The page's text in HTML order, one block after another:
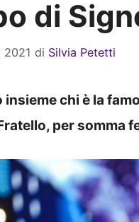
di
2021 di Silvia Petetti
insieme chi è la
per somma